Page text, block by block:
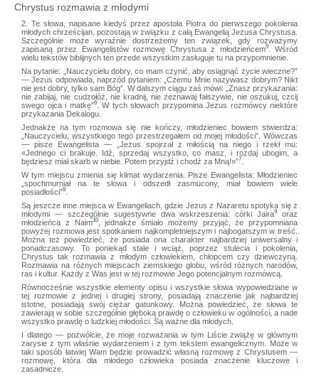
Chrystus rozmawia z młodymi
2. Te słowa, napisane kiedyś przez apostoła Piotra do pierwszego pokolenia
młodych chrześcijan, pozostają w związku z całą Ewangelią Jezusa Chrystusa.
Szczególnie może wyraźnie dostrzeżemy ten związek, gdy rozważymy
zapisaną przez Ewangelistów rozmowę Chrystusa z młodzieńcem5. Wśród
wielu tekstów biblijnych ten przede wszystkim zasługuje tu na przypomnienie.
Na pytanie: „Nauczycielu dobry, co mam czynić, aby osiągnąć życie wieczne?”
— Jezus odpowiada, naprzód pytaniem: „Czemu Mnie nazywasz dobrym? Nikt
nie jest dobry, tylko sam Bóg”. W dalszym ciągu zaś mówi: „Znasz przykazania:
nie zabijaj, nie cudzołóż, nie kradnij, nie zeznawaj fałszywie, nie oszukuj, czcij
swego ojca i matkę”6. W tych słowach przypomina Jezus rozmówcy niektóre
przykazania Dekalogu.
Jednakże na tym rozmowa się nie kończy, młodzieniec bowiem stwierdza:
„Nauczycielu, wszystkiego tego przestrzegałem od mojej młodości”. Wówczas
— pisze Ewangelista — „Jezus spojrzał z miłością na niego i rzekł mu:
«Jednego ci brakuje. Idź, sprzedaj wszystko, co masz, i rozdaj ubogim, a
będziesz miał skarb w niebie. Potem przyjdź i chodź za Mną!»”7
W tym miejscu zmienia się klimat wydarzenia. Pisze Ewangelista: Młodzieniec
„spochmurniał na te słowa i odszedł zasmucony, miał bowiem wiele
posiadłości”8
Są jeszcze inne miejsca w Ewangeliach, gdzie Jezus z Nazaretu spotyka się z
młodymi — szczególnie sugestywne dwa wskrzeszenia: córki Jaira9
oraz
młodzieńca z Naim10, jednakże śmiało możemy przyjąć, że przypomniana
powyżej rozmowa jest spotkaniem najkompletniejszym i najbogatszym w treść.
Można też powiedzieć, że posiada ona charakter najbardziej uniwersalny i
ponadczasowy. To poniekąd stale i wciąż, poprzez stulecia i pokolenia,
Chrystus tak rozmawia z młodym człowiekiem, chłopcem czy dziewczyną.
Rozmawia na różnych miejscach ziemskiego globu, wśród różnych narodów,
ras i kultur. Każdy z Was jest w tej rozmowie Jego potencjalnym rozmówcą.
Równocześnie wszystkie elementy opisu i wszystkie słowa wypowiedziane w
tej rozmowie z jednej i drugiej strony, posiadają znaczenie jak najbardziej
istotne, posiadają swój ciężar gatunkowy. Można powiedzieć, że słowa te
zawierają w sobie szczególnie głęboką prawdę o człowieku w ogólności, a nade
wszystko prawdę o ludzkiej młodości. Są ważne dla młodych.
I dlatego — pozwólcie, że moje rozważania w tym Liście zwiążę w głównym
zarysie z tym właśnie wydarzeniem i z tym tekstem ewangelicznym. Może w
taki sposób łatwiej Wam będzie prowadzić własną rozmowę z Chrystusem —
rozmowę, która dla młodego człowieka posiada znaczenie kluczowe i
zasadnicze.